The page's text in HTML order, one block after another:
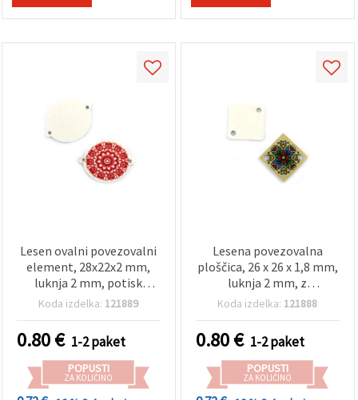
Lesen ovalni povezovalni
element, 28x22x2 mm,
luknja 2 mm, potisk
EMBROIDERY – 10 kosov
Koda izdelka: 121889
0.80€ 1-2 paket
POPUSTI
ZA KOLIČINO
Lesena povezovalna
ploščica, 26 x 26 x 1,8 mm,
luknja 2 mm, z
vezeninskim potiskom -
Koda izdelka: 121888
0.80€ 1-2 paket
POPUSTI
ZA KOLIČINO